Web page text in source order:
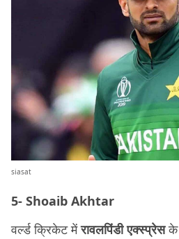
siasat
5- Shoaib Akhtar
वर्ल्ड क्रिकेट मेंरावलपिंडी एक्स्प्रेसके